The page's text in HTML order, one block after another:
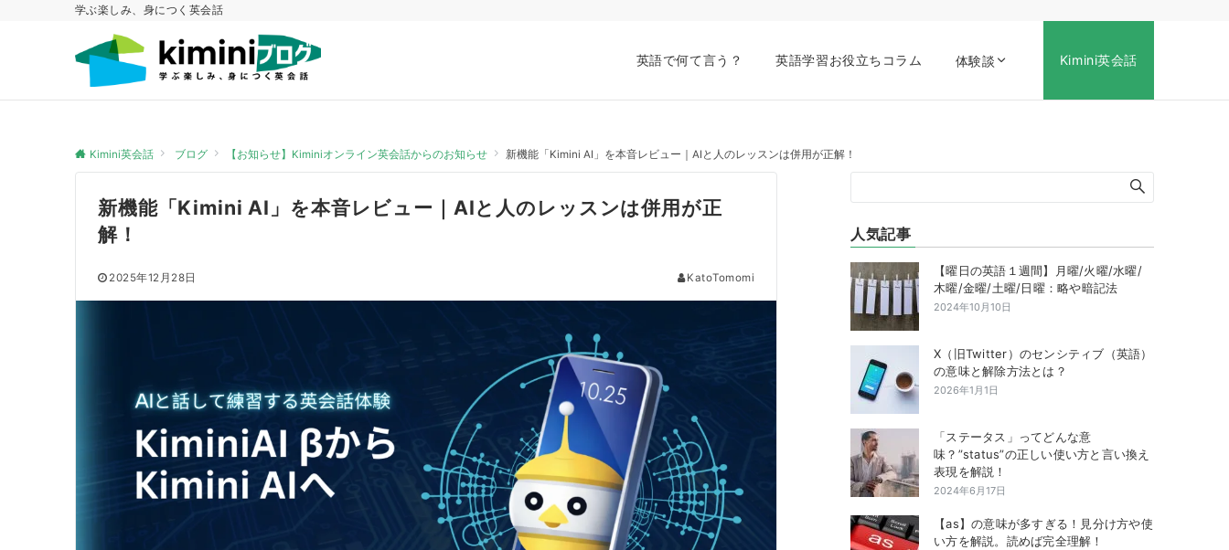
学ぶ楽しみ、身につく英会話
英語で何て言う？ 英語学習お役立ちコラム 体験談 Kimini英会話
Kimini英会話 ブログ 【お知らせ】Kiminiオンライン英会話からのお知らせ 新機能「Kimini AI」を本音レビュー｜AIと人のレッスンは併用が正解！
新機能「Kimini AI」を本音レビュー｜AIと人のレッスンは併用が正
解！
2025年12月28日 KatoTomomi
人気記事
【曜日の英語１週間】月曜/火曜/水曜/
木曜/金曜/土曜/日曜：略や暗記法
2024年10月10日
X（旧Twitter）のセンシティブ（英語）
の意味と解除方法とは？
2026年1月1日
「ステータス」ってどんな意
味？”status”の正しい使い方と言い換え
表現を解説！
2024年6月17日
【as】の意味が多すぎる！見分け方や使
い方を解説。読めば完全理解！